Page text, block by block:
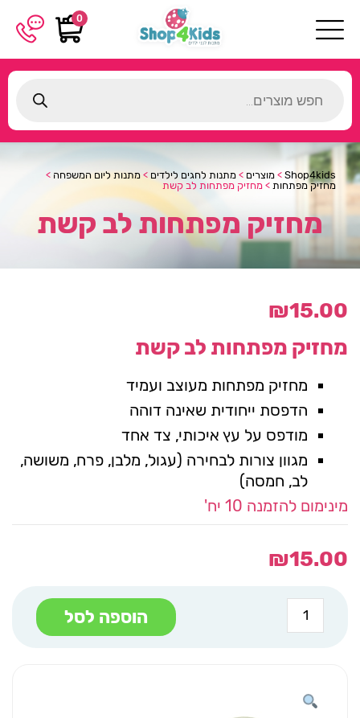
0
search
Shop4kids
> מוצרים > מתנות לחגים לילדים > מתנות ליום המשפחה >
מחזיק מפתחות > מחזיק מפתחות לב קשת
מחזיק מפתחות לב קשת
₪15.00
מחזיק מפתחות לב קשת
מחזיק מפתחות מעוצב ועמיד
הדפסת ייחודית שאינה דוהה
מודפס על עץ איכותי, צד אחד
מגוון צורות לבחירה (עגול, מלבן, פרח, משושה,
לב, חמסה)
מינימום להזמנה 10 יח'
₪15.00
כמות
של
מחזיק
הוספה לסל